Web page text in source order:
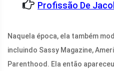
Profissão De
Naquela época, ela também
incluindo Sassy Magazine,
Parenthood. Ela então